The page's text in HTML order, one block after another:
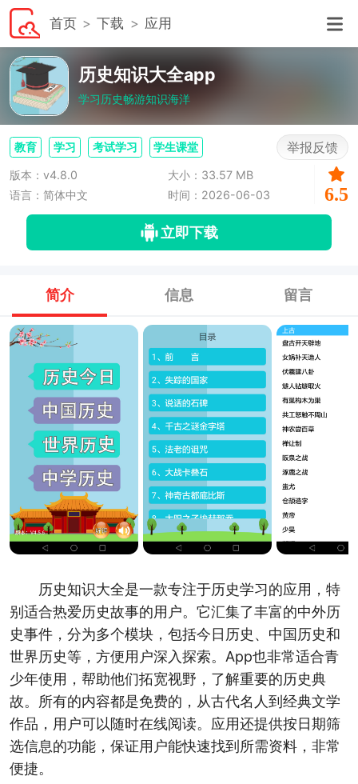
首页 下载 应用
历史知识大全app
学习历史畅游知识海洋
教育 学习 考试学习 学生课堂 举报反馈
版本：v4.8.0
大小：33.57 MB
语言：简体中文
时间：2026-06-03 6.5
立即下载
简介 信息 留言
历史知识大全是一款专注于历史学习的应用，特
别适合热爱历史故事的用户。它汇集了丰富的中外历
史事件，分为多个模块，包括今日历史、中国历史和
世界历史等，方便用户深入探索。App也非常适合青
少年使用，帮助他们拓宽视野，了解重要的历史典
故。所有的内容都是免费的，从古代名人到经典文学
作品，用户可以随时在线阅读。应用还提供按日期筛
选信息的功能，保证用户能快速找到所需资料，非常
便捷。